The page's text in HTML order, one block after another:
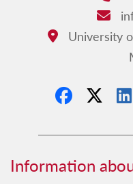
FestaStorja
Fuq il-Passi ta'
Ħamsa u Għoxrin
Hekk Nafu
Ħsieb il-Patrimonju
Address:
University
Information